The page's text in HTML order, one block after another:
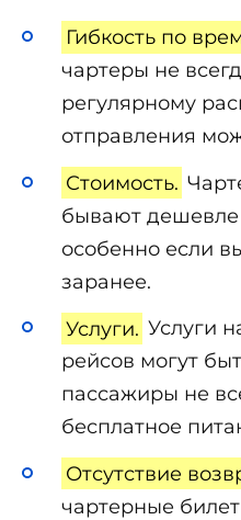
Гибкость по
чартеры не
регулярному
отправления
Стоимость.
бывают дешевле
особенно если
заранее.
Услуги. Услуги
рейсов могут
пассажиры не
бесплатное
Отсутствие
чартерные